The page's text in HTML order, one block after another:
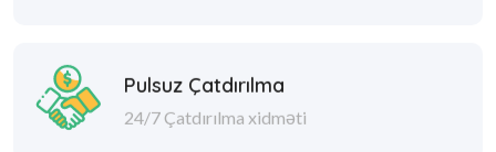
Pulsuz Çatdırılma
24/7 Çatdırılma xidməti